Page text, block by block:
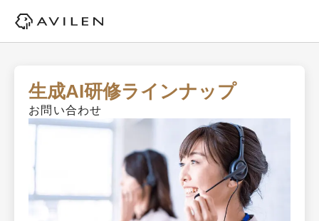
生成AI研修ラインナップ
お問い合わせ